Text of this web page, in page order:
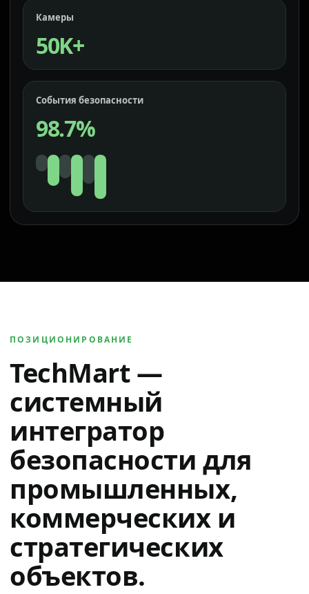
Камеры
50K+
События безопасности
98.7%
ПОЗИЦИОНИРОВАНИЕ
TechMart —
системный
интегратор
безопасности для
промышленных,
коммерческих и
стратегических
объектов.